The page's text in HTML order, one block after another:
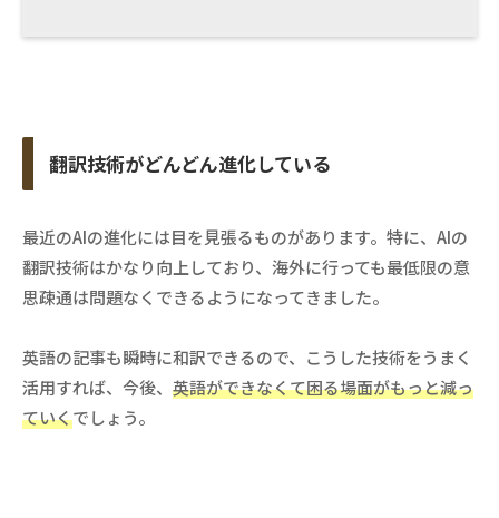
翻訳技術がどんどん進化している
最近のAIの進化には目を見張るものがあります。特に、AIの
翻訳技術はかなり向上しており、海外に行っても最低限の意
思疎通は問題なくできるようになってきました。
英語の記事も瞬時に和訳できるので、こうした技術をうまく
活用すれば、今後、 英語ができなくて困る場面がもっと減っ
ていくでしょう。